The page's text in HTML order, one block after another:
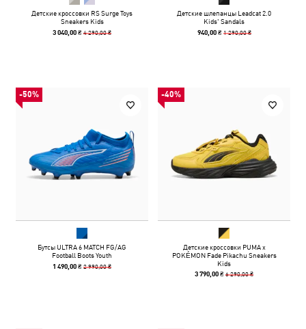
Детские кроссовки RS Surge Toys
Sneakers Kids
3 040,00 ₴4 290,00 ₴
Детские шлепанцы Leadcat 2.0
Kids' Sandals
940,00 ₴ 1 290,00 ₴
-50%
Бутсы ULTRA 6 MATCH FG/AG
Football Boots Youth
1 490,00 ₴2 990,00 ₴
-40%
Детские кроссовки PUMA x
POKÉMON Fade Pikachu Sneakers
Kids
3 790,00 ₴6 290,00 ₴